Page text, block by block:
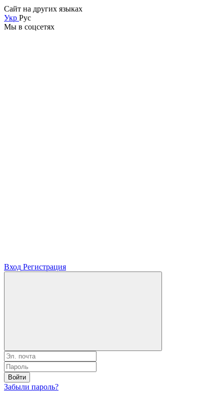
Сайт на других языках
Укр Рус
Мы в соцсетях
Вход Регистрация
Войти
Забыли пароль?